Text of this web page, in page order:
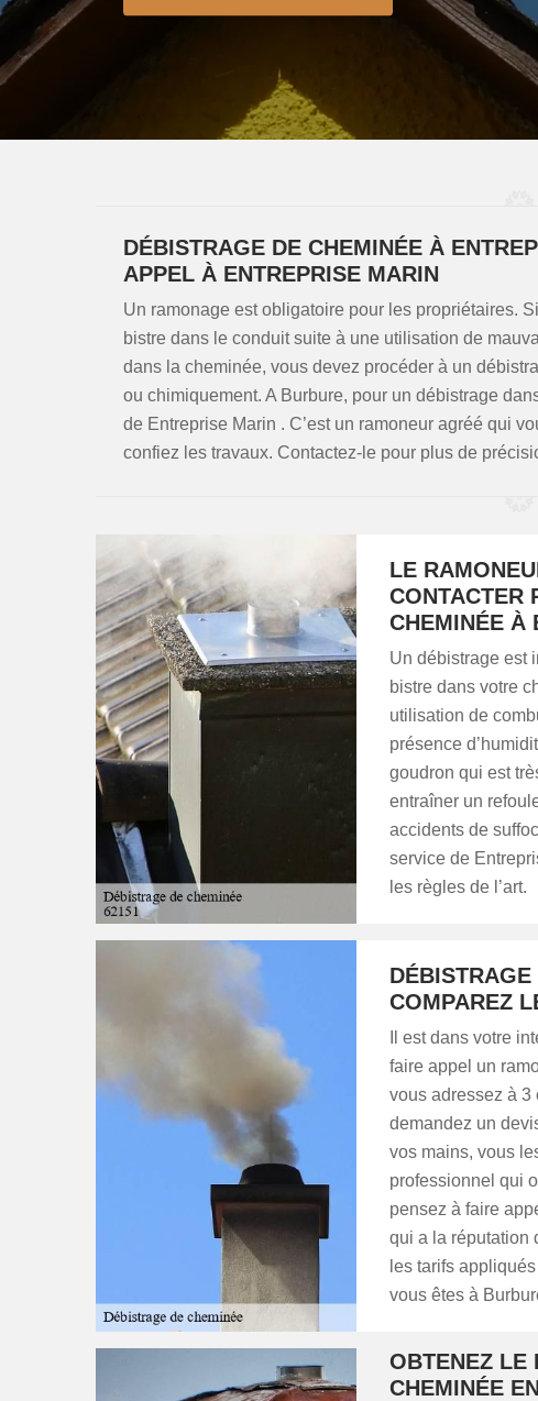
DÉBISTRAGE DE CHEMINÉE À
APPEL À ENTREPRISE MARIN
Un ramonage est obligatoire pour les propriétaires.
bistre dans le conduit suite à une utilisation de
dans la cheminée, vous devez procéder à un
ou chimiquement. A Burbure, pour un débistrage
de Entreprise Marin . C’est un ramoneur agréé qui
confiez les travaux. Contactez-le pour plus de
LE
CONTACTER
CHEMINÉE À
Un débistrage est
bistre dans votre
utilisation de
présence
goudron qui est
entraîner un
accidents de
service de
les règles de l’art.
COMPAREZ
Il est dans votre
faire appel un
vous adressez à 3
demandez un
vos mains, vous
professionnel qui
pensez à faire
qui a la réputation
les tarifs
vous êtes à
OBTENEZ LE
CHEMINÉE